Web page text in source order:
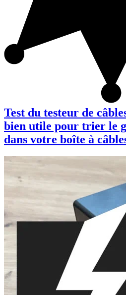
Test du testeur de
bien utile pour trier le
dans votre boîte à